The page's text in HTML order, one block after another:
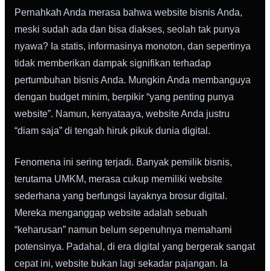
Pernahkah Anda merasa bahwa website bisnis Anda,
meski sudah ada dan bisa diakses, seolah tak punya
nyawa? Ia statis, informasinya monoton, dan sepertinya
tidak memberikan dampak signifikan terhadap
pertumbuhan bisnis Anda. Mungkin Anda membanguya
dengan budget minim, berpikir “yang penting punya
website”. Namun, kenyataaya, website Anda justru
“diam saja” di tengah hiruk pikuk dunia digital.
Fenomena ini sering terjadi. Banyak pemilik bisnis,
terutama UMKM, merasa cukup memiliki website
sederhana yang berfungsi layaknya brosur digital.
Mereka menganggap website adalah sebuah
“keharusan” namun belum sepenuhnya memahami
potensinya. Padahal, di era digital yang bergerak sangat
cepat ini, website bukan lagi sekadar pajangan. Ia